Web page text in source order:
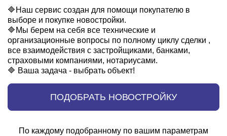
🔷Наш сервис создан для помощи покупателю в
выборе и покупке новостройки.
🔷Мы берем на себя все технические и
организационные вопросы по полному циклу сделки ,
все взаимодействия с застройщиками, банками,
страховыми компаниями, нотариусами.
🔷 Ваша задача - выбрать объект!
ПОДОБРАТЬ НОВОСТРОЙКУ
По каждому подобранному по вашим параметрам